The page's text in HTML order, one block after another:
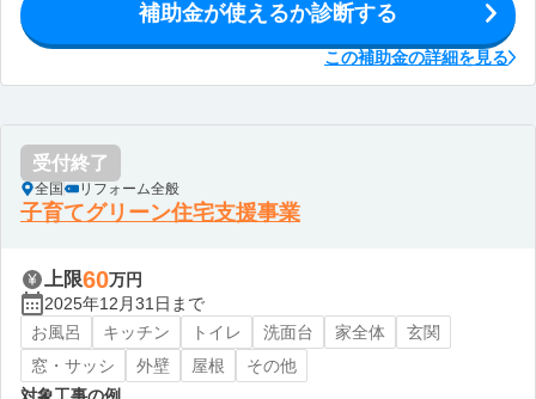
補助金が使えるか診断する
この補助金の詳細を見る
受付終了
全国 リフォーム全般
子育てグリーン住宅支援事業
上限60万円
2025年12月31日まで
お風呂
キッチン トイレ 洗面台 家全体
玄関
窓・サッシ
外壁 屋根
その他